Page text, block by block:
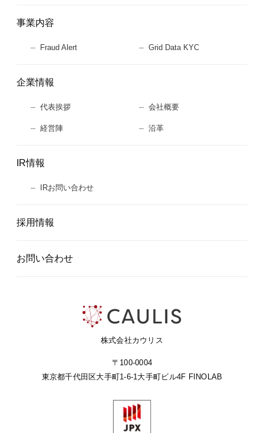
株式会社カウリス
〒100-0004
東京都千代田区大手町1-6-1 大手町ビル4F FINOLAB
事業内容
Fraud Alert Grid Data KYC
企業情報
代表挨拶 会社概要
経営陣 沿革
IR情報
IRお問い合わせ
採用情報
お問い合わせ